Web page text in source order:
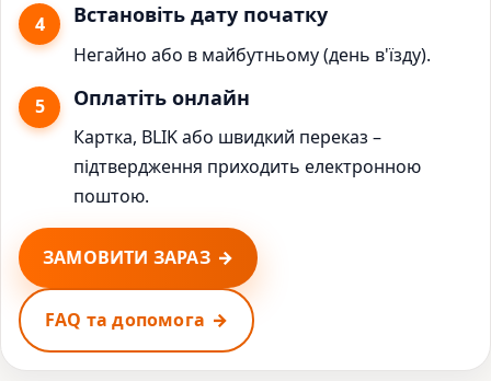
Встановіть дату початку
Негайно або в майбутньому (день в'їзду).
Оплатіть онлайн
Картка, BLIK або швидкий переказ –
підтвердження приходить електронною
поштою.
ЗАМОВИТИ ЗАРАЗ
FAQ та допомога